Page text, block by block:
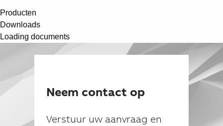
Producten
Downloads
Loading documents
Neem contact op
Verstuur uw aanvraag en